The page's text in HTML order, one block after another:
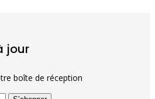
jour
boîte de réception